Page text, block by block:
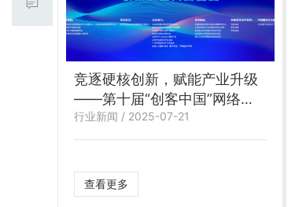
竞逐硬核创新，赋能产业升级
——第十届“创客中国”网络安
全中小企业创新创业大赛复赛
圆满落幕
行业新闻 / 2025-07-21
查看更多